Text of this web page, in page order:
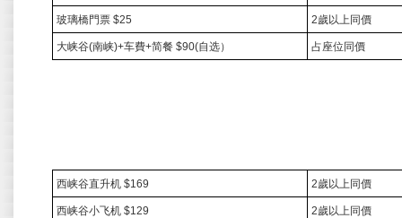
玻璃橋門票 $25 2歲以上同價
大峡谷(南峡)+车費+简餐 $90(自选） 占座位同價
西峡谷直升机 $169 2歲以上同價
西峡谷小飞机 $129 2歲以上同價